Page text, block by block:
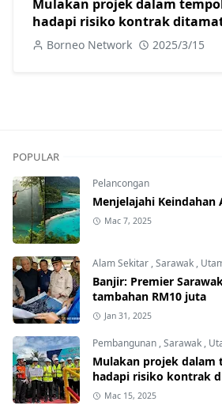
Mulakan projek dalam
hadapi risiko kontrak
Borneo Network 2025/3/15
POPULAR
Pelancongan
Menjelajahi Keindahan
Mac 7, 2025
Alam Sekitar ,Sarawak ,
Banjir: Premier
tambahan RM10 juta
Jan 31, 2025
Pembangunan ,Sarawak ,
Mulakan projek dalam
hadapi risiko kontrak
Mac 15, 2025